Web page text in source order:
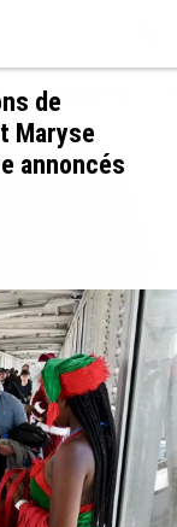
SOCIÉTÉ
et
au
de
Maryse
annoncés